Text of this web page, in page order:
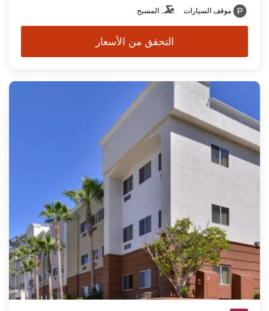
موقف السيارات المسبح
التحقق من الأسعار